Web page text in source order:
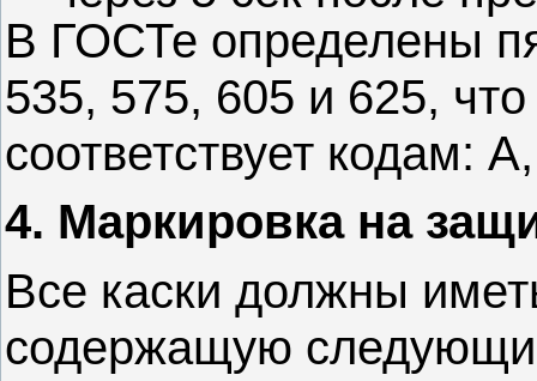
В ГОСТе определены
535, 575, 605 и 625,
соответствует кодам:
4. Маркировка на
Все каски должны
содержащую